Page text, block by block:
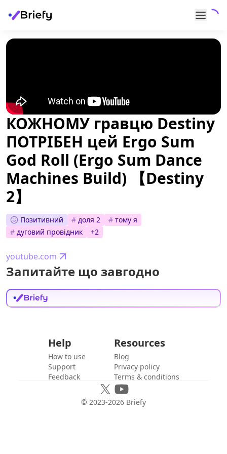
КОЖНОМУ гравцю Destiny
ПОТРІБЕН цей Ergo Sum
God Roll (Ergo Sum Dance
Machines Build) 【Destiny
2】
Позитивний # доля 2 # тому я
# дуговий провідник +2
youtube.com
Запитайте що завгодно
Help
How to use
Support
Feedback
Resources
Blog
Privacy policy
Terms & conditions
© 2023-2026 Briefy